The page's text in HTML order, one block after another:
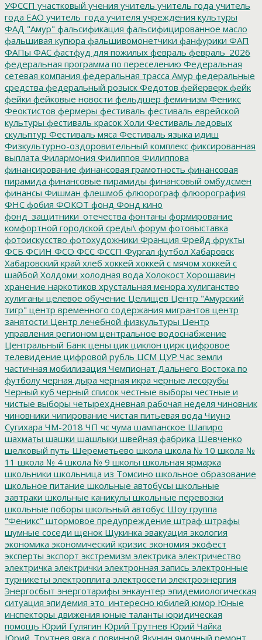
УФССП участковый учения учитель учитель года учитель
года ЕАО учитель_года учителя учреждения культуры
ФАД "Амур" фальсификация фальсифицированное масло
фальшивая купюра фальшивомонетчики фанфурики ФАП
ФАПы ФАС фастфуд для пожилых февраль февраль_2026
федеральная программа по переселению Федеральная
сетевая компания федеральная трасса Амур федеральные
средства федеральный розыск Федотов фейерверк фейк
фейки фейковые новости фельдшер феминизм Феникс
Феоктистов фермеры фестиваль фестиваль еврейской
культуры фестиваль красок Холи Фестиваль ледовых
скульптур Фестиваль мяса Фестиваль языка идиш
Физкультурно-оздоровительный комплекс фиксированная
выплата Филармония Филиппов Филиппова
финансирование финансовая грамотность финансовая
пирамида финансовые пирамиды финансовый омбудсмен
финансы Фишман флешмоб флюорограф флюорография
ФНС фобия ФОКОТ фонд Фонд кино
фонд_защитники_отечества фонтаны формирование
комфортной городской среды\ форум фотовыставка
фотоискусство фотохудожники Франция Фрейд фрукты
ФСБ ФСИН ФСО ФСС ФССП Фургал футбол Хабаровск
Хабаровский край хлеб хоккей хоккей с мячом хоккей с
шайбой Холдоми холодная вода Холокост Хорошавин
хранение наркотиков хрустальная менора хулиганство
хулиганы целевое обучение Целищев Центр "Амурский
тигр" центр временного содержания мигрантов центр
занятости Центр лечебной физкультуры Центр
управления регионом центральное водоснабжение
Центральный Банк цены цик циклон цирк цифровое
телевидение цифровой рубль ЦСМ ЦУР Час земли
частичная мобилизация Чемпионат Дальнего Востока по
футболу черная дыра черная икра черные лесорубы
Черный куб черный список честные выборы честные и
чистые выборы четырехдневная рабочая неделя чиновник
чиновники чипирование чистая питьевая вода Чиунэ
Сугихара ЧМ-2018 ЧП чс чума шампанское Шапиро
шахматы шашки шашлыки швейная фабрика Шевченко
шелковый путь Шереметьево школа школа № 10 школа №
11 школа № 4 школа № 9 школы школьная ярмарка
школьники школьница из Томсино школьное образование
школьное питание школьные автобусы школьные
завтраки школьные каникулы школьные перевозки
школьные поборы школьный автобус Шоу группа
"Феникс" штормовое предупреждение штраф штрафы
шумные соседи щенок Щукинка эвакуация экология
экономика экономический кризис экономия экофест
эксперты экспорт экстремизм электрика электричество
электричка электрички электронная запись электронные
турникеты электроплита электросети электроэнергия
Энергосбыт энерготарифы энкаунтер эпидемиологическая
ситуация эпидемия это_интересно юбилей юмор Юные
инспекторы движения юные таланты юридическая
помощь Юрий Гулягин Юрий Трутнев Юрий Чайка
Юрий_Трутнев явка с повинной Якунин ямочный ремонт